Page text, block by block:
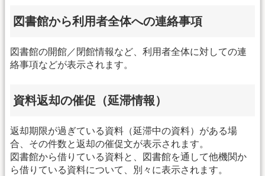
図書館から利用者全体への連絡事項
図書館の開館／閉館情報など、利用者全体に対しての連
絡事項などが表示されます。
資料返却の催促（延滞情報）
返却期限が過ぎている資料（延滞中の資料）がある場
合、その件数と返却の催促文が表示されます。
図書館から借りている資料と、図書館を通して他機関か
ら借りている資料について、別々に表示されます。